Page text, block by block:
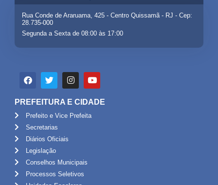
Rua Conde de Araruama, 425 - Centro Quissamã - RJ - Cep:
28.735-000
Segunda a Sexta de 08:00 às 17:00
PREFEITURA E CIDADE
Prefeito e Vice Prefeita
Secretarias
Diários Oficiais
Legislação
Conselhos Municipais
Processos Seletivos